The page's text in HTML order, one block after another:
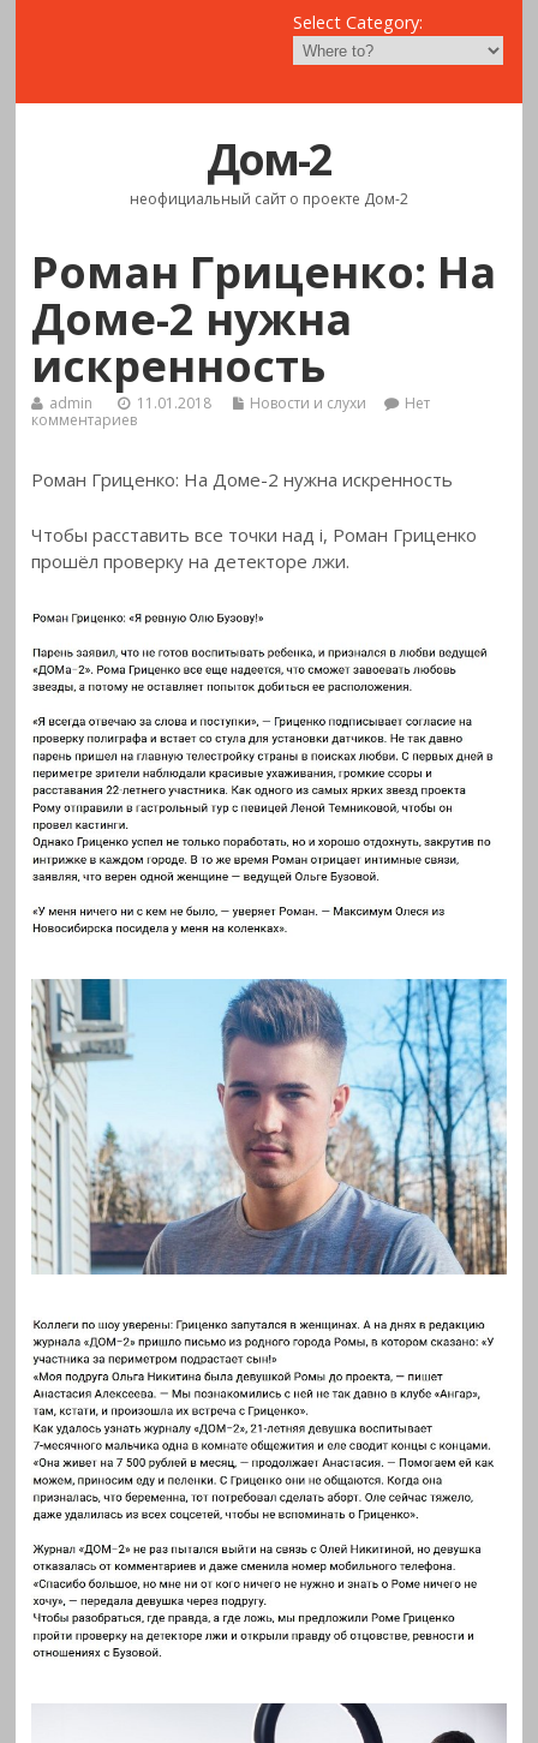
Select Category:
Дом-2
неофициальный сайт о проекте Дом-2
Роман Гриценко: На
Доме-2 нужна
искренность
admin 11.01.2018 Новости и слухи
Нет
комментариев
Роман Гриценко: На Доме-2 нужна искренность
Чтобы расставить все точки над i, Роман Гриценко
прошёл проверку на детекторе лжи.